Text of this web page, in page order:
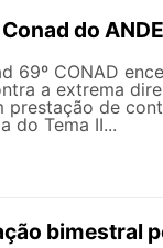
do
69º CONAD
a extrema
de
do Tema II...
bimestral